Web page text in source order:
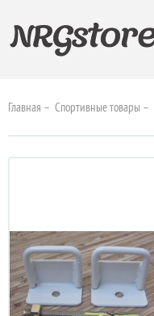
Главная – Спортивные товары –